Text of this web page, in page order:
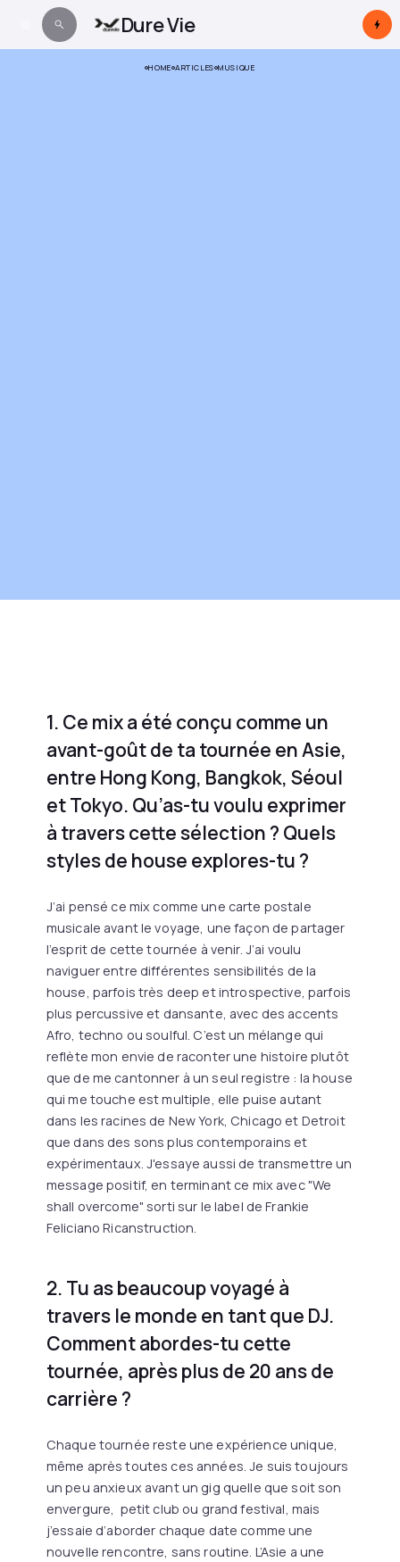
Dure Vie
HOME ARTICLES MUSIQUE
1. Ce mix a été conçu comme un
avant-goût de ta tournée en Asie,
entre Hong Kong, Bangkok, Séoul
et Tokyo. Qu’as-tu voulu exprimer
à travers cette sélection ? Quels
styles de house explores-tu ?
J’ai pensé ce mix comme une carte postale
musicale avant le voyage, une façon de partager
l’esprit de cette tournée à venir. J’ai voulu
naviguer entre différentes sensibilités de la
house, parfois très deep et introspective, parfois
plus percussive et dansante, avec des accents
Afro, techno ou soulful. C’est un mélange qui
reflète mon envie de raconter une histoire plutôt
que de me cantonner à un seul registre : la house
qui me touche est multiple, elle puise autant
dans les racines de New York, Chicago et Detroit
que dans des sons plus contemporains et
expérimentaux. J'essaye aussi de transmettre un
message positif, en terminant ce mix avec "We
shall overcome" sorti sur le label de Frankie
Feliciano Ricanstruction.
2. Tu as beaucoup voyagé à
travers le monde en tant que DJ.
Comment abordes-tu cette
tournée, après plus de 20 ans de
carrière ?
Chaque tournée reste une expérience unique,
même après toutes ces années. Je suis toujours
un peu anxieux avant un gig quelle que soit son
envergure, petit club ou grand festival, mais
j’essaie d’aborder chaque date comme une
nouvelle rencontre, sans routine. L’Asie a une